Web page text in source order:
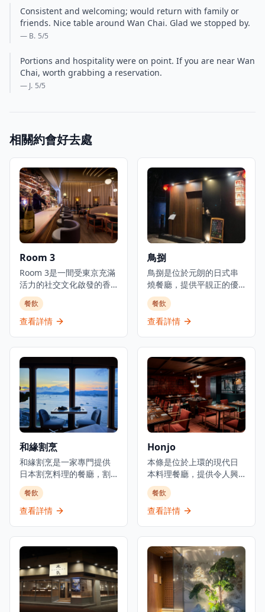
Consistent and welcoming; would return with family or
friends. Nice table around Wan Chai. Glad we stopped by.
— B. 5/5
Portions and hospitality were on point. If you are near Wan
Chai, worth grabbing a reservation.
— J. 5/5
相關約會好去處
Room 3
Room 3是一間受東京充滿
活力的社交文化啟發的香
港都市美食酒吧，提供日
式小食以及豐富的葡萄
酒、威士忌、優質清酒和
花板，營造出優雅的用餐
和飲酒氛圍。以日式融合
料理聞名，Room 3提供晚
餐服務，專注於燒烤類食
品和酒吧美食，是本地人
和遊客的熱門目的地。這
家establishment既是餐廳
地帶提供精緻的都市用餐
體驗。
餐飲
查看詳情
鳥捌
鳥捌是位於元朗的日式串
燒餐廳，提供平靚正的優
質日本料理，是體驗正宗
日式美食的理想選擇。餐
廳主打新鮮刺身、炭火串
都展現最佳的風味和品
質。位於元朗舊木綿校服
位置，這間餐廳提供正宗
的日式用餐體驗，晚市主
打刺身、串燒等，亦有廚
師發辦，全部都用了時令
魚料及食材。餐廳環境溫
與朋友共聚，享受傳統日
式料理的魅力。餐廳以在
元朗區提供高性價比的日
本料理而聞名，無論是想
要品嚐新鮮刺身還是享受
炭火串燒的獨特風味，鳥
餐飲
查看詳情
和緣割烹
和緣割烹是一家專門提供
日本割烹料理的餐廳，割
烹是日本最精緻和最悠久
的烹飪傳統之一。餐廳使
用優質的日本食材，隨著
驗。餐廳位於上環新建的
干諾中心29樓，可從私密
的用餐環境中欣賞維多利
亞港的壯麗景色。開放式
廚房讓廚師能與食客互
動，提供正宗的日本割烹
餐飲
查看詳情
Honjo
本條是位於上環的現代日
本料理餐廳，提供令人興
奮且多元化的日本料理，
以全新的動感風味重新詮
釋。餐廳採用包容性的飲
多種菜式，包括壽司、亞
洲融合菜和健康選擇，並
為素食者、純素食者和無
麩質飲食提供特別安排。
菜單特色是創新組合，平
衡土味、脂肪豐富度和甜
餐飲
查看詳情